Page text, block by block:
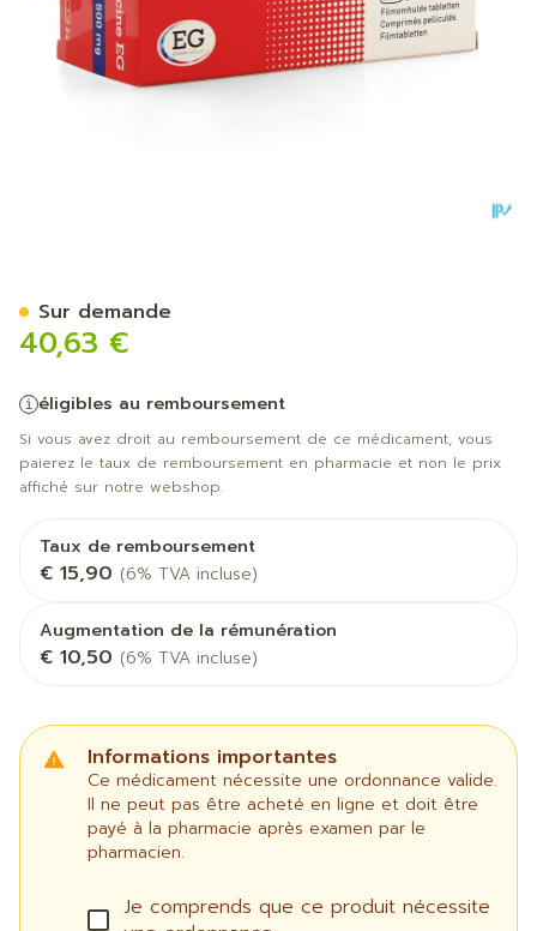
40,63 €
éligibles au remboursement
Si vous avez droit au remboursement de ce médicament, vous
paierez le taux de remboursement en pharmacie et non le prix
affiché sur notre webshop.
Taux de remboursement
€ 15,90 (6% TVA incluse)
Augmentation de la rémunération
€ 10,50 (6% TVA incluse)
Informations importantes
Ce médicament nécessite une ordonnance valide.
Il ne peut pas être acheté en ligne et doit être
payé à la pharmacie après examen par le
pharmacien.
Je comprends que ce produit nécessite
Sur demande